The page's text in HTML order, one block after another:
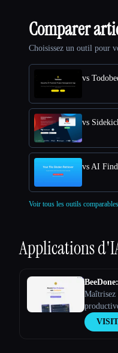
Comparer
Choisissez un outil pour
vs
vs
vs AI
Voir tous les outils
Applications
Maîtrisez